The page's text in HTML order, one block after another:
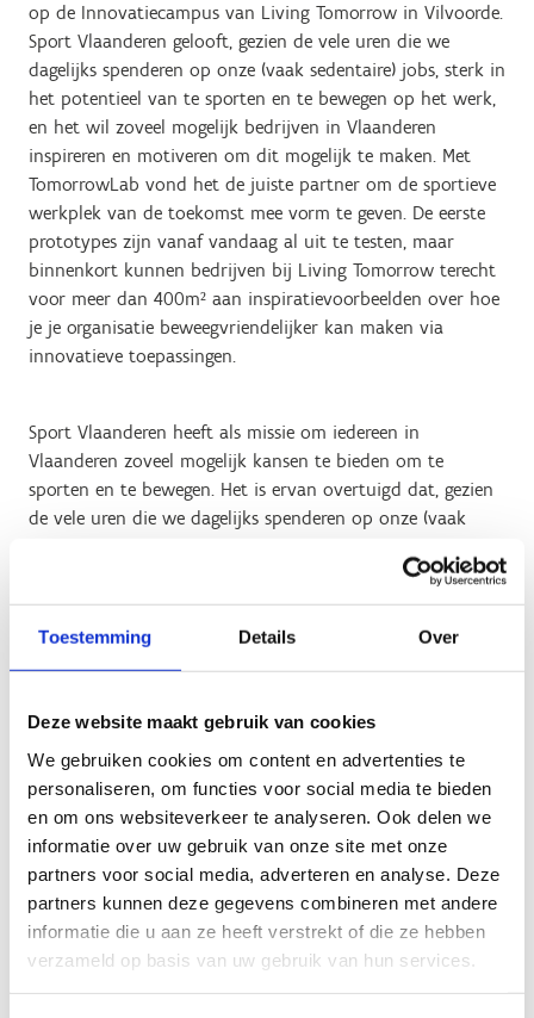
Toestemming Details Over
Deze website maakt gebruik van cookies
We gebruiken cookies om content en advertenties te
personaliseren, om functies voor social media te bieden
en om ons websiteverkeer te analyseren. Ook delen we
informatie over uw gebruik van onze site met onze
partners voor social media, adverteren en analyse. Deze
partners kunnen deze gegevens combineren met andere
informatie die u aan ze heeft verstrekt of die ze hebben
verzameld op basis van uw gebruik van hun services.
op de Innovatiecampus van Living Tomorrow in Vilvoorde.
Sport Vlaanderen gelooft, gezien de vele uren die we
dagelijks spenderen op onze (vaak sedentaire) jobs, sterk in
het potentieel van te sporten en te bewegen op het werk,
en het wil zoveel mogelijk bedrijven in Vlaanderen
inspireren en motiveren om dit mogelijk te maken. Met
TomorrowLab vond het de juiste partner om de sportieve
werkplek van de toekomst mee vorm te geven. De eerste
prototypes zijn vanaf vandaag al uit te testen, maar
binnenkort kunnen bedrijven bij Living Tomorrow terecht
voor meer dan 400m² aan inspiratievoorbeelden over hoe
je je organisatie beweegvriendelijker kan maken via
innovatieve toepassingen.
Sport Vlaanderen heeft als missie om iedereen in
Vlaanderen zoveel mogelijk kansen te bieden om te
sporten en te bewegen. Het is ervan overtuigd dat, gezien
de vele uren die we dagelijks spenderen op onze (vaak
benutten valt op dat vlak. Ook bedrijven hebben baat bij
fittere werknemers. Zij zijn gelukkiger, productiever, en
minder vaak afwezig.
Een revolutionaire transformatie van de traditionele
kantooromgeving
In de toekomst moet iedereen de kans krijgen om
regelmatig en gezond te sporten en te bewegen, ook op de
werkplek. Sport Vlaanderen en Tomorrowlab willen op de
Innovatiecampus in Vilvoorde dan ook een omgeving
creëren waarin sport en beweging niet alleen
geïntegreerd zijn in het (werk)leven. Ze stellen dan ook een